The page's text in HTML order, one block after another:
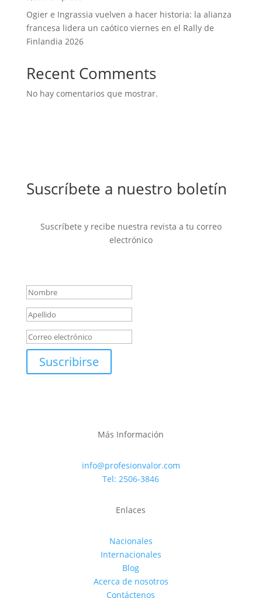
Ogier e Ingrassia vuelven a hacer historia: la alianza
francesa lidera un caótico viernes en el Rally de
Finlandia 2026
Recent Comments
No hay comentarios que mostrar.
Suscríbete a nuestro boletín
Suscríbete y recibe nuestra revista a tu correo
electrónico
Suscribirse
Más Información
info@profesionvalor.com
Tel: 2506-3846
Enlaces
Nacionales
Internacionales
Blog
Acerca de nosotros
Contáctenos